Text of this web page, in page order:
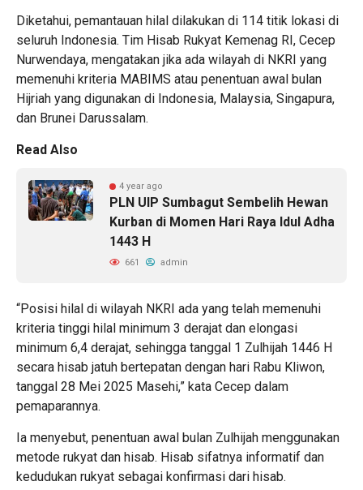
Diketahui, pemantauan hilal dilakukan di 114 titik lokasi di
seluruh Indonesia. Tim Hisab Rukyat Kemenag RI, Cecep
Nurwendaya, mengatakan jika ada wilayah di NKRI yang
memenuhi kriteria MABIMS atau penentuan awal bulan
Hijriah yang digunakan di Indonesia, Malaysia, Singapura,
dan Brunei Darussalam.
Read Also
4 year ago
PLN UIP Sumbagut Sembelih Hewan
Kurban di Momen Hari Raya Idul Adha
1443 H
661 admin
“Posisi hilal di wilayah NKRI ada yang telah memenuhi
kriteria tinggi hilal minimum 3 derajat dan elongasi
minimum 6,4 derajat, sehingga tanggal 1 Zulhijah 1446 H
secara hisab jatuh bertepatan dengan hari Rabu Kliwon,
tanggal 28 Mei 2025 Masehi,” kata Cecep dalam
pemaparannya.
Ia menyebut, penentuan awal bulan Zulhijah menggunakan
metode rukyat dan hisab. Hisab sifatnya informatif dan
kedudukan rukyat sebagai konfirmasi dari hisab.